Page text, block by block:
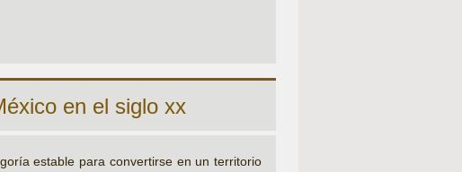
en el siglo xx
estable para convertirse en un territorio